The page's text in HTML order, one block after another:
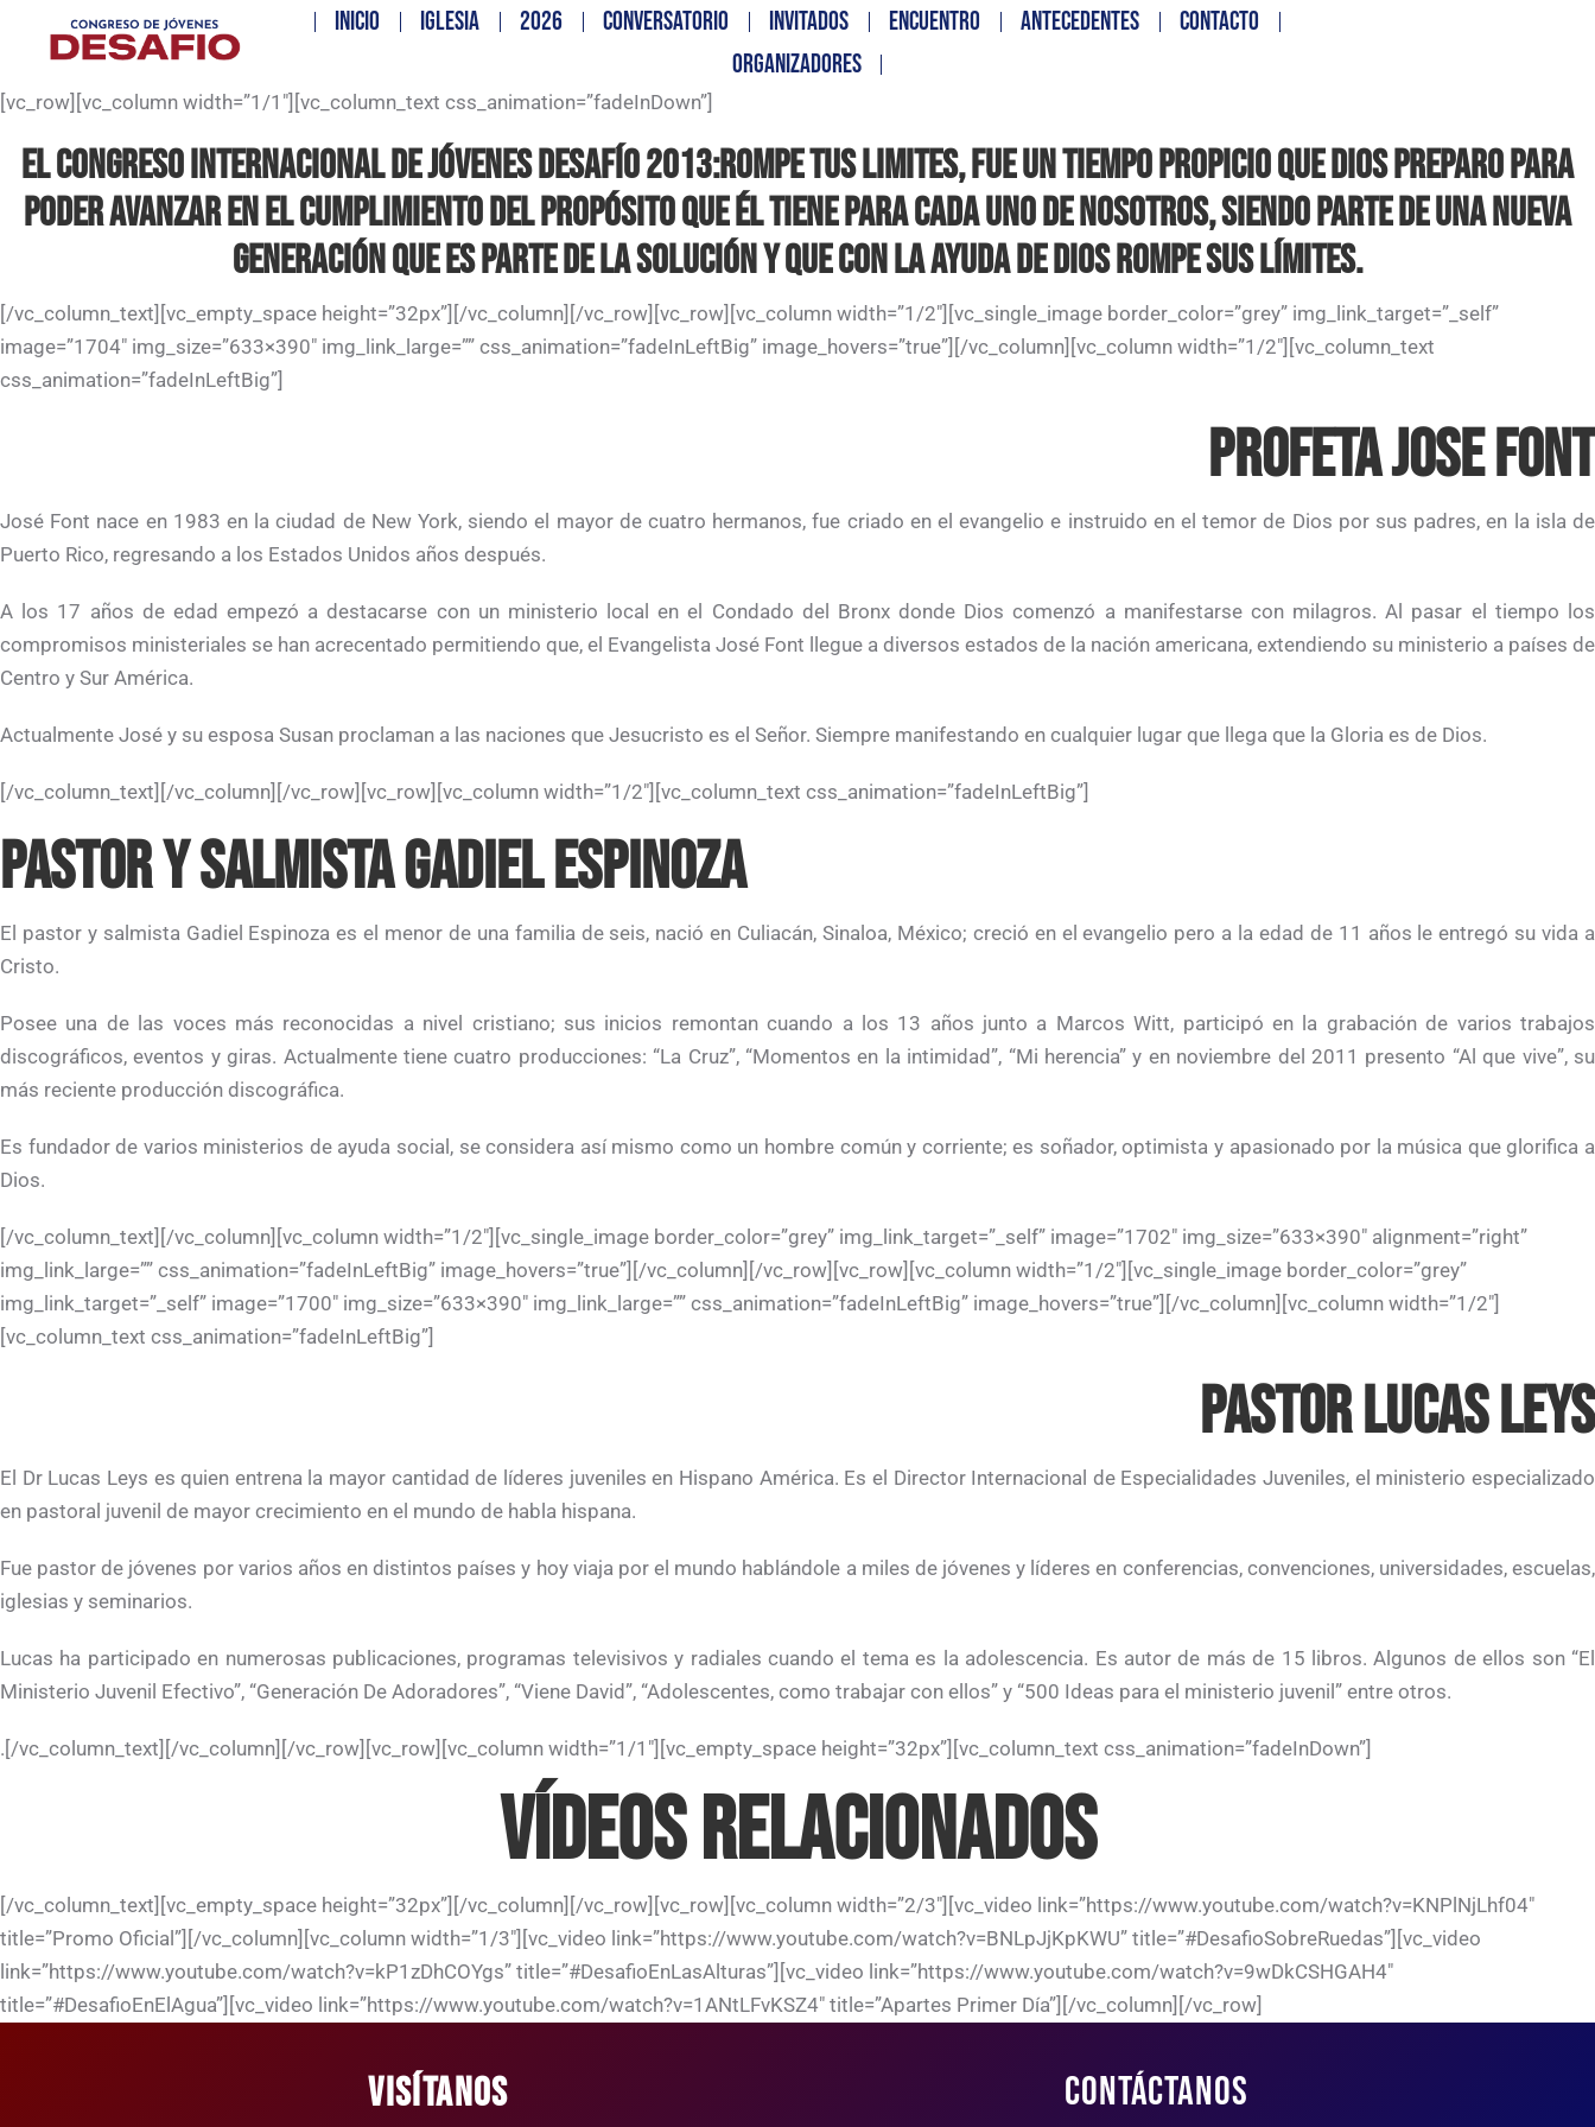
INICIO IGLESIA 2026 CONVERSATORIO INVITADOS ENCUENTRO ANTECEDENTES
CONTACTO
ORGANIZADORES
[vc_row][vc_column width=”1/1″][vc_column_text css_animation=”fadeInDown”]
EL CONGRESO INTERNACIONAL DE JÓVENES DESAFÍO 2013:ROMPE TUS LIMITES, FUE UN TIEMPO PROPICIO QUE DIOS PREPARO PARA
PODER AVANZAR EN EL CUMPLIMIENTO DEL PROPÓSITO QUE ÉL TIENE PARA CADA UNO DE NOSOTROS, SIENDO PARTE DE UNA NUEVA
GENERACIÓN QUE ES PARTE DE LA SOLUCIÓN Y QUE CON LA AYUDA DE DIOS ROMPE SUS LÍMITES.
[/vc_column_text][vc_empty_space height=”32px”][/vc_column][/vc_row][vc_row][vc_column width=”1/2″][vc_single_image border_color=”grey” img_link_target=”_self”
image=”1704″ img_size=”633×390″ img_link_large=”” css_animation=”fadeInLeftBig” image_hovers=”true”][/vc_column][vc_column width=”1/2″][vc_column_text
css_animation=”fadeInLeftBig”]
PROFETA JOSE FONT
José Font nace en 1983 en la ciudad de New York, siendo el mayor de cuatro hermanos, fue criado en el evangelio e instruido en el temor de Dios por sus padres, en la isla de
Puerto Rico, regresando a los Estados Unidos años después.
A los 17 años de edad empezó a destacarse con un ministerio local en el Condado del Bronx donde Dios comenzó a manifestarse con milagros. Al pasar el tiempo los
compromisos ministeriales se han acrecentado permitiendo que, el Evangelista José Font llegue a diversos estados de la nación americana, extendiendo su ministerio a países de
Centro y Sur América.
Actualmente José y su esposa Susan proclaman a las naciones que Jesucristo es el Señor. Siempre manifestando en cualquier lugar que llega que la Gloria es de Dios.
[/vc_column_text][/vc_column][/vc_row][vc_row][vc_column width=”1/2″][vc_column_text css_animation=”fadeInLeftBig”]
PASTOR Y SALMISTA GADIEL ESPINOZA
El pastor y salmista Gadiel Espinoza es el menor de una familia de seis, nació en Culiacán, Sinaloa, México; creció en el evangelio pero a la edad de 11 años le entregó su vida a
Cristo.
Posee una de las voces más reconocidas a nivel cristiano; sus inicios remontan cuando a los 13 años junto a Marcos Witt, participó en la grabación de varios trabajos
discográficos, eventos y giras. Actualmente tiene cuatro producciones: “La Cruz”, “Momentos en la intimidad”, “Mi herencia” y en noviembre del 2011 presento “Al que vive”, su
más reciente producción discográfica.
Es fundador de varios ministerios de ayuda social, se considera así mismo como un hombre común y corriente; es soñador, optimista y apasionado por la música que glorifica a
Dios.
[/vc_column_text][/vc_column][vc_column width=”1/2″][vc_single_image border_color=”grey” img_link_target=”_self” image=”1702″ img_size=”633×390″ alignment=”right”
img_link_large=”” css_animation=”fadeInLeftBig” image_hovers=”true”][/vc_column][/vc_row][vc_row][vc_column width=”1/2″][vc_single_image border_color=”grey”
img_link_target=”_self” image=”1700″ img_size=”633×390″ img_link_large=”” css_animation=”fadeInLeftBig” image_hovers=”true”][/vc_column][vc_column width=”1/2″]
[vc_column_text css_animation=”fadeInLeftBig”]
PASTOR LUCAS LEYS
El Dr Lucas Leys es quien entrena la mayor cantidad de líderes juveniles en Hispano América. Es el Director Internacional de Especialidades Juveniles, el ministerio especializado
en pastoral juvenil de mayor crecimiento en el mundo de habla hispana.
Fue pastor de jóvenes por varios años en distintos países y hoy viaja por el mundo hablándole a miles de jóvenes y líderes en conferencias, convenciones, universidades, escuelas,
iglesias y seminarios.
Lucas ha participado en numerosas publicaciones, programas televisivos y radiales cuando el tema es la adolescencia. Es autor de más de 15 libros. Algunos de ellos son “El
Ministerio Juvenil Efectivo”, “Generación De Adoradores”, “Viene David”, “Adolescentes, como trabajar con ellos” y “500 Ideas para el ministerio juvenil” entre otros.
.[/vc_column_text][/vc_column][/vc_row][vc_row][vc_column width=”1/1″][vc_empty_space height=”32px”][vc_column_text css_animation=”fadeInDown”]
VÍDEOS RELACIONADOS
[/vc_column_text][vc_empty_space height=”32px”][/vc_column][/vc_row][vc_row][vc_column width=”2/3″][vc_video link=”https://www.youtube.com/watch?v=KNPlNjLhf04″
title=”Promo Oficial”][/vc_column][vc_column width=”1/3″][vc_video link=”https://www.youtube.com/watch?v=BNLpJjKpKWU” title=”#DesafioSobreRuedas”][vc_video
link=”https://www.youtube.com/watch?v=kP1zDhCOYgs” title=”#DesafioEnLasAlturas”][vc_video link=”https://www.youtube.com/watch?v=9wDkCSHGAH4″
title=”#DesafioEnElAgua”][vc_video link=”https://www.youtube.com/watch?v=1ANtLFvKSZ4″ title=”Apartes Primer Día”][/vc_column][/vc_row]
VISÍTANOS CONTÁCTANOS